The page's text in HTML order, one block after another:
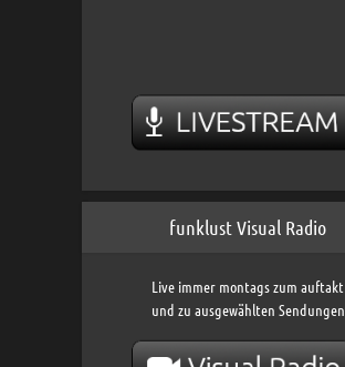
funklust Visual Radio
Live immer montags zum auftakt
und zu ausgewählten Sendungen